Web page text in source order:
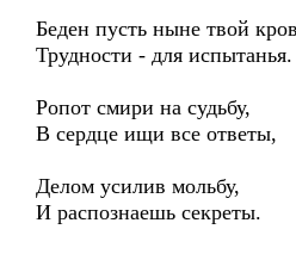
Беден пусть ныне твой
Трудности - для испытанья.
Ропот смири на судьбу,
В сердце ищи все ответы,
Делом усилив мольбу,
И распознаешь секреты.